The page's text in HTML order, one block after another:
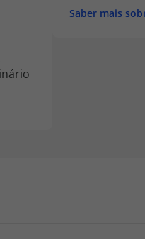
Saber mais